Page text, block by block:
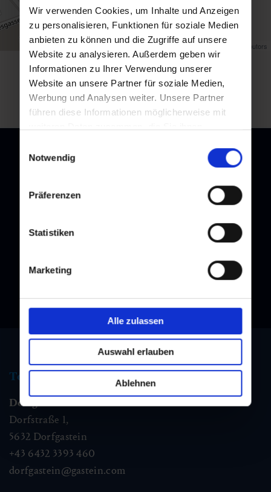
Wir verwenden Cookies, um Inhalte und Anzeigen
zu personalisieren, Funktionen für soziale Medien
anbieten zu können und die Zugriffe auf unsere
Website zu analysieren. Außerdem geben wir
Informationen zu Ihrer Verwendung unserer
Website an unsere Partner für soziale Medien,
Werbung und Analysen weiter. Unsere Partner
führen diese Informationen möglicherweise mit
Nutzung der Dienste gesammelt haben.
Notwendig
Präferenzen
Statistiken
Marketing
Alle zulassen
Auswahl erlauben
Ablehnen
Map data ©OpenStreetMap contributors
Zurück zur Übersicht
Tourismus Information
Dorfgastein
Dorfstraße 1,
5632 Dorfgastein
+43 6432 3393 460
dorfgastein@gastein.com